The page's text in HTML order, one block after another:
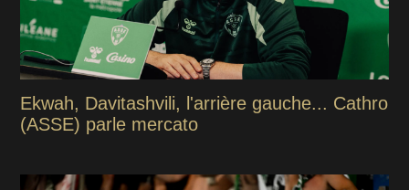
Ekwah, Davitashvili, l'arrière gauche... Cathro
(ASSE) parle mercato